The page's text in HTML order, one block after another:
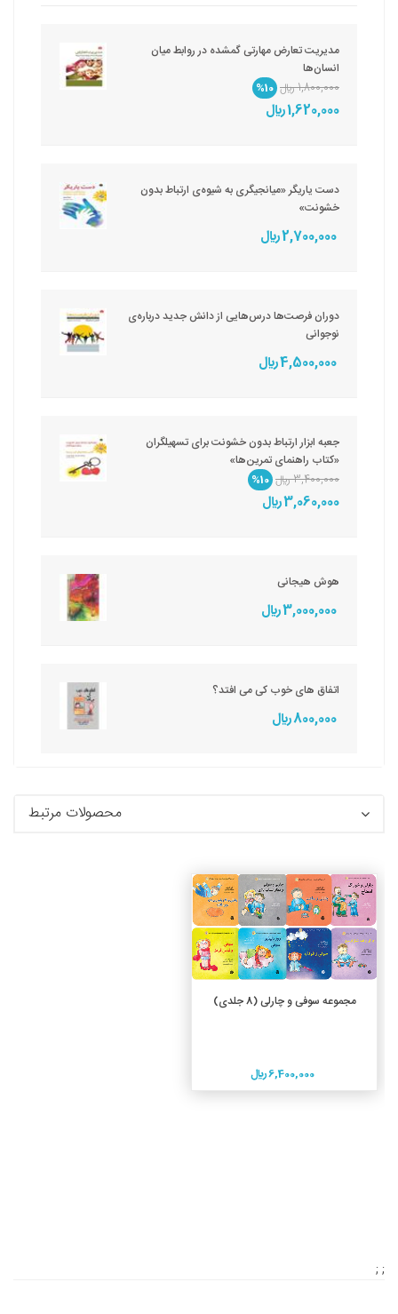
مدیریت تعارض مهارتی گمشده در روابط میان
انسان‌ها
1,800,000 ريال
%10
1,620,000 ريال
دست یاریگر «میانجیگری به شیوه‌ی ارتباط بدون
خشونت»
2,700,000 ريال
دوران فرصت‌ها درس‌هایی از دانش جدید درباره‌ی
نوجوانی
4,500,000 ريال
جعبه ابزار ارتباط بدون خشونت برای تسهیلگران
«کتاب راهنمای تمرین‌ها»
3,400,000 ريال
%10
3,060,000 ريال
هوش هیجانی
3,000,000 ريال
اتفاق های خوب کی می افتد؟
800,000 ريال
محصولات مرتبط
افزودن به سبد خرید
مجموعه سوفی و چارلی (8 جلدی)
6,400,000 ريال
; ;